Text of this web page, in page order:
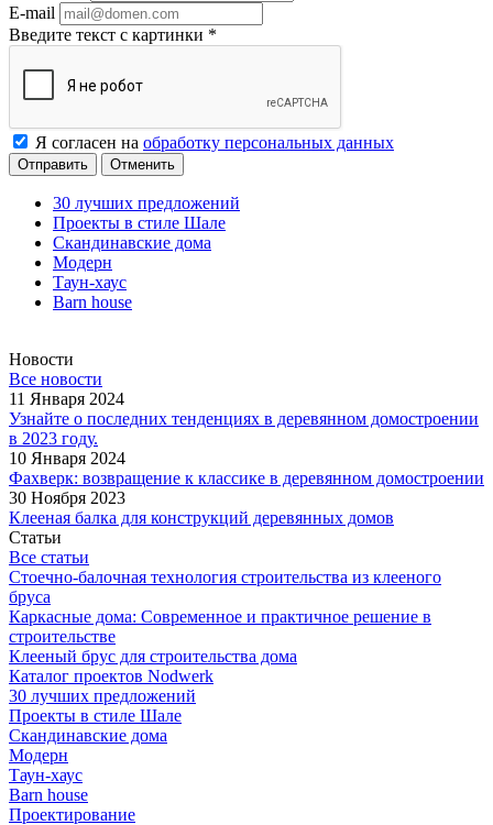
E-mail
Введите текст с картинки *
Я согласен на обработку персональных данных
Отменить
30 лучших предложений
Проекты в стиле Шале
Скандинавские дома
Модерн
Таун-хаус
Barn house
Новости
Все новости
11 Января 2024
Узнайте о последних тенденциях в деревянном домостроении
в 2023 году.
10 Января 2024
Фахверк: возвращение к классике в деревянном домостроении
30 Ноября 2023
Клееная балка для конструкций деревянных домов
Статьи
Все статьи
Стоечно-балочная технология строительства из клееного
бруса
Каркасные дома: Современное и практичное решение в
строительстве
Клееный брус для строительства дома
Каталог проектов Nodwerk
30 лучших предложений
Проекты в стиле Шале
Скандинавские дома
Модерн
Таун-хаус
Barn house
Проектирование